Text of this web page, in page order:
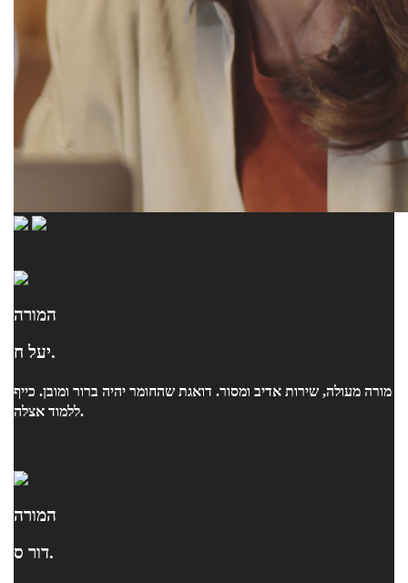
המורה
יעל ח.
מורה מעולה, שירות אדיב ומסור. דואגת שהחומר יהיה ברור ומובן. כייף
ללמוד אצלה.
המורה
דור ס.